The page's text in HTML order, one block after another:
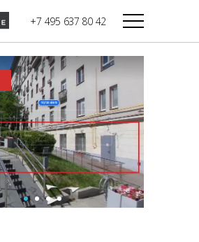
+7 495 637 80 42
Дикси
Верный
Мираторг
Магнолия
В башне
Башня Федерация-II
Запад
Башня Федерация-I
Восток
Город Столиц,
Северный блок
Город Столиц,
Южный блок